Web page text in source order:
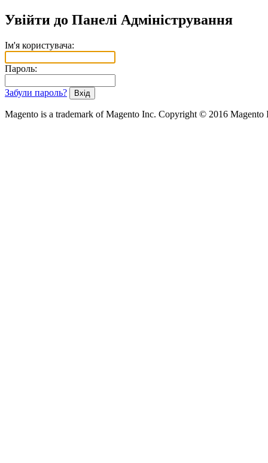
Увійти до Панелі Адміністрування
Ім'я користувача:
Пароль:
Забули пароль?
Magento is a trademark of Magento Inc. Copyright © 2016 Magento